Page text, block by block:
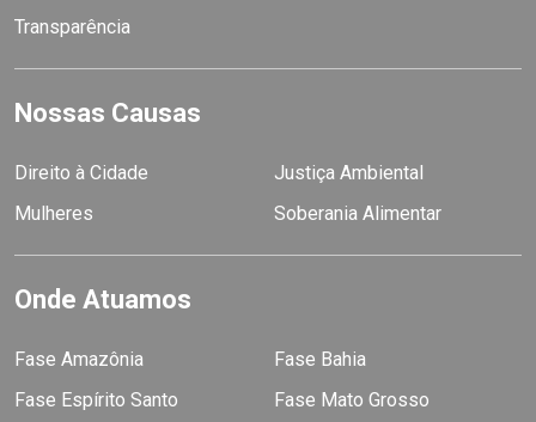
Transparência
Nossas Causas
Direito à Cidade
Justiça Ambiental
Mulheres
Soberania Alimentar
Onde Atuamos
Fase Amazônia
Fase Bahia
Fase Espírito Santo
Fase Mato Grosso